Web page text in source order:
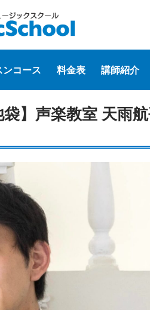
ンコース 料金表 講師紹介
袋】声楽教室 天雨